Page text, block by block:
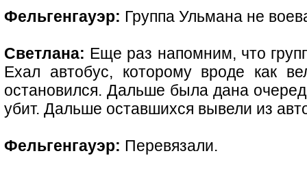
Фельгенгауэр: Группа Ульмана не
Светлана: Еще раз напомним, что
Ехал автобус, которому вроде как
остановился. Дальше была дана
убит. Дальше оставшихся вывели из
Фельгенгауэр: Перевязали.